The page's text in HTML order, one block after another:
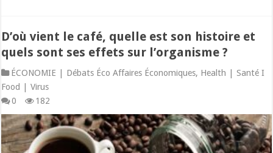
D’où vient le café, quelle est son histoire et
quels sont ses effets sur l’organisme ?
ÉCONOMIE | Débats Éco Affaires Économiques, Health | Santé I
Food | Virus
0
182